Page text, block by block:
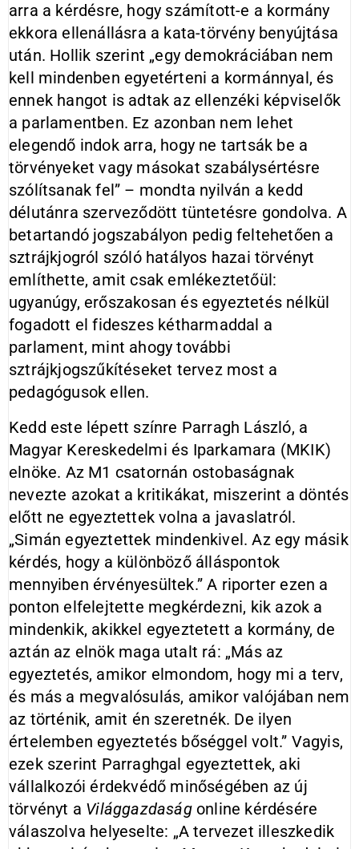
arra a kérdésre, hogy számított-e a kormány
ekkora ellenállásra a kata-törvény benyújtása
után. Hollik szerint „egy demokráciában nem
kell mindenben egyetérteni a kormánnyal, és
ennek hangot is adtak az ellenzéki képviselők
a parlamentben. Ez azonban nem lehet
elegendő indok arra, hogy ne tartsák be a
törvényeket vagy másokat szabálysértésre
szólítsanak fel” – mondta nyilván a kedd
délutánra szerveződött tüntetésre gondolva. A
betartandó jogszabályon pedig feltehetően a
sztrájkjogról szóló hatályos hazai törvényt
említhette, amit csak emlékeztetőül:
ugyanúgy, erőszakosan és egyeztetés nélkül
fogadott el fideszes kétharmaddal a
parlament, mint ahogy további
sztrájkjogszűkítéseket tervez most a
pedagógusok ellen.
Kedd este lépett színre Parragh László, a
Magyar Kereskedelmi és Iparkamara (MKIK)
elnöke. Az M1 csatornán ostobaságnak
nevezte azokat a kritikákat, miszerint a döntés
előtt ne egyeztettek volna a javaslatról.
„Simán egyeztettek mindenkivel. Az egy másik
kérdés, hogy a különböző álláspontok
mennyiben érvényesültek.” A riporter ezen a
ponton elfelejtette megkérdezni, kik azok a
mindenkik, akikkel egyeztetett a kormány, de
aztán az elnök maga utalt rá: „Más az
egyeztetés, amikor elmondom, hogy mi a terv,
és más a megvalósulás, amikor valójában nem
az történik, amit én szeretnék. De ilyen
értelemben egyeztetés bőséggel volt.” Vagyis,
ezek szerint Parraghgal egyeztettek, aki
vállalkozói érdekvédő minőségében az új
törvényt a Világgazdaság online kérdésére
válaszolva helyeselte: „A tervezet illeszkedik